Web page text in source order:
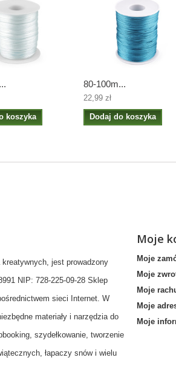
koszyka
80-100m...
22,99 zł
Dodaj do koszyka
jest prowadzony
NIP: 728-225-09-28 Sklep
sieci Internet. W
materiały i narzędzia do
szydełkowanie, tworzenie
łapaczy snów i wielu
Moje
Moje
Moje
Moje
Moje
Moje